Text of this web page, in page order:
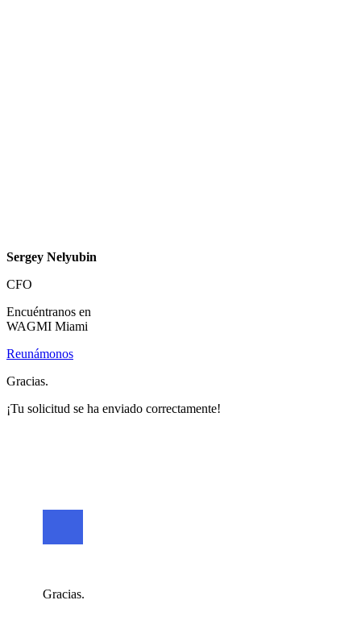
Sergey Nelyubin
CFO
Encuéntranos en
WAGMI Miami
Reunámonos
Gracias.
¡Tu solicitud se ha enviado correctamente!
Gracias.